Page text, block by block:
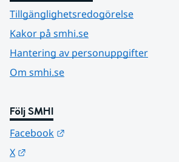
Tillgänglighetsredogörelse
Kakor på smhi.se
Hantering av personuppgifter
Om smhi.se
Följ SMHI
Facebook
X